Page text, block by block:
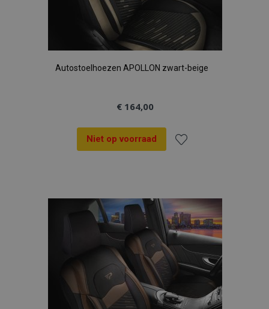
Autostoelhoezen APOLLON zwart-beige
€ 164,00
Niet op voorraad
aan
verlanglijst